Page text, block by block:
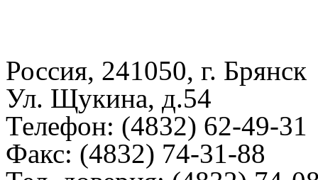
Россия, 241050, г. Брянск
Ул. Щукина, д.54
Телефон: (4832) 62-49-31
Факс: (4832) 74-31-88